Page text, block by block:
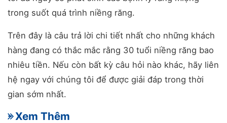
trong suốt quá trình niềng răng.
Trên đây là câu trả lời chi tiết nhất cho những khách
hàng đang có thắc mắc rằng 30 tuổi niềng răng bao
nhiêu tiền. Nếu còn bất kỳ câu hỏi nào khác, hãy liên
hệ ngay với chúng tôi để được giải đáp trong thời
gian sớm nhất.
- Xem Thêm